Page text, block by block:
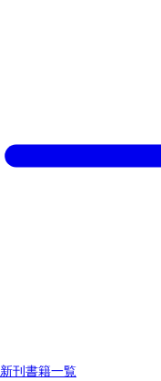
新刊書籍一覧